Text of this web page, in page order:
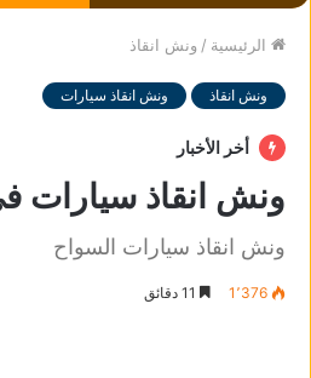
الرئيسية / ونش انقاذ
ونش انقاذ ونش انقاذ سيارات
أخر الأخبار
ونش انقاذ سيارات
ونش انقاذ سيارات السواح
1٬376